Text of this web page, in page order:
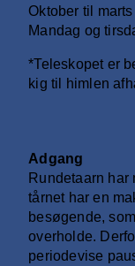
Oktober til marts
Mandag og
*Teleskopet er
kig til himlen
Adgang
Rundetaarn
tårnet har en
besøgende,
overholde.
periodevise